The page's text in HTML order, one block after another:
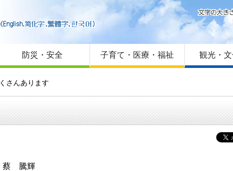
はじめての方へ
Foreign language
サイトマップ
防災・安全 子育て・医療・福祉 観光・
さんあります
蔡 騰輝